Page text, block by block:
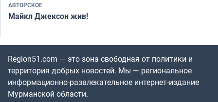
АВТОРСКОЕ
Майкл Джексон жив!
Region51.com — это зона свободная от политики и
территория добрых новостей. Мы — региональное
информационно-развлекательное интернет-издание
Мурманской области.